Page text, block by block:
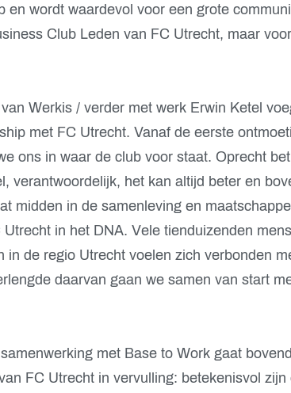
en wordt waardevol voor een grote
Club Leden van FC Utrecht, maar
Werkis / verder met werk Erwin Ketel
met FC Utrecht. Vanaf de eerste
ons in waar de club voor staat. Oprecht
verantwoordelijk, het kan altijd beter en
midden in de samenleving en
in het DNA. Vele tienduizenden
in de regio Utrecht voelen zich verbonden
daarvan gaan we samen van start
met Base to Work gaat
FC Utrecht in vervulling: betekenisvol zijn